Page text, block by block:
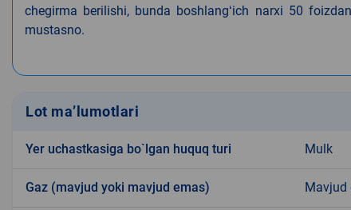
chegirma berilishi, bunda boshlangʻich narxi 50
mustasno.
Lot ma’lumotlari
Yer uchastkasiga bo`lgan huquq turi Mulk
Gaz (mavjud yoki mavjud emas) Mavjud